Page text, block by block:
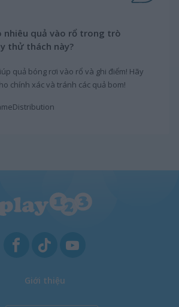
nhiêu quả vào rổ trong trò
thử thách này?
quả bóng rơi vào rổ và ghi điểm! Hãy
chính xác và tránh các quả bom!
Giới thiệu